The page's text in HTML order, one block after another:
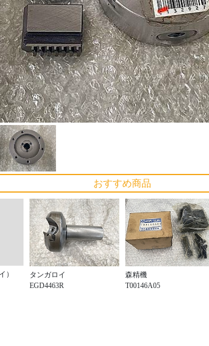
おすすめ商品
）
タンガロイ
EGD4463R
森精機
T00146A05